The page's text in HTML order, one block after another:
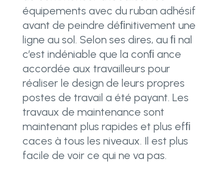
équipements avec du ruban adhésif
avant de peindre déﬁnitivement une
ligne au sol. Selon ses dires, au ﬁ nal
c’est indéniable que la conﬁ ance
accordée aux travailleurs pour
réaliser le design de leurs propres
postes de travail a été payant. Les
travaux de maintenance sont
maintenant plus rapides et plus efﬁ
caces à tous les niveaux. Il est plus
facile de voir ce qui ne va pas.